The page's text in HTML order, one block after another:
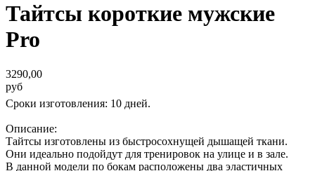
Тайтсы короткие мужские
Pro
3290,00
руб
Сроки изготовления: 10 дней.
Описание:
Тайтсы изготовлены из быстросохнущей дышащей ткани.
Они идеально подойдут для тренировок на улице и в зале.
В данной модели по бокам расположены два эластичных